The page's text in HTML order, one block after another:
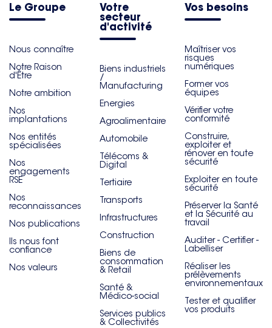
Le Groupe
Nous connaître
Notre Raison
d'Être
Notre ambition
Nos
implantations
Nos entités
spécialisées
Nos
engagements
RSE
Nos
reconnaissances
Nos publications
Ils nous font
confiance
Nos valeurs
Votre
secteur
d'activité
Biens industriels
/
Manufacturing
Energies
Agroalimentaire
Automobile
Télécoms &
Digital
Tertiaire
Transports
Infrastructures
Construction
Biens de
consommation
& Retail
Santé &
Médico-social
Services publics
& Collectivités
Vos besoins
Maîtriser vos
risques
numériques
Former vos
équipes
Vérifier votre
conformité
Construire,
exploiter et
rénover en toute
sécurité
Exploiter en toute
sécurité
Préserver la Santé
et la Sécurité au
travail
Auditer - Certifier -
Labelliser
Réaliser les
prélèvements
environnementaux
Tester et qualifier
vos produits